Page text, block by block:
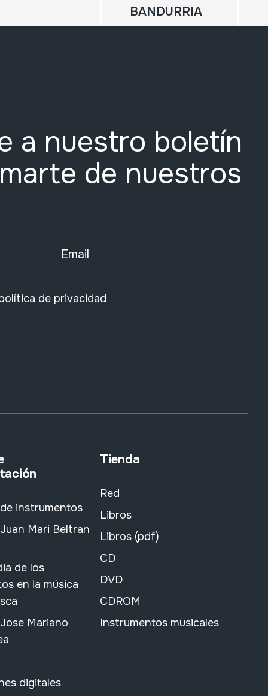
BANDURRIA
a nuestro boletín
de nuestros
Email
de privacidad
instrumentos
Mari Beltran
de los
en la música
Mariano
digitales
Tienda
Red
Libros
Libros (pdf)
CD
DVD
CDROM
Instrumentos musicales